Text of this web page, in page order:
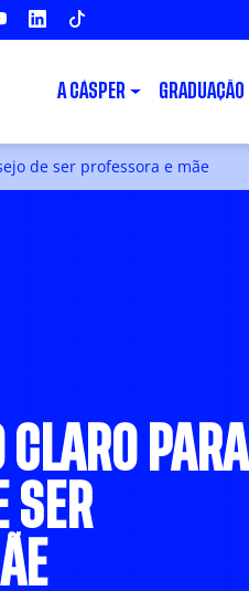
YOUTUBELINKEDIN
A CÁSPER GRADUAÇÃO
de ser professora e mãe
CLARO PARA
SER